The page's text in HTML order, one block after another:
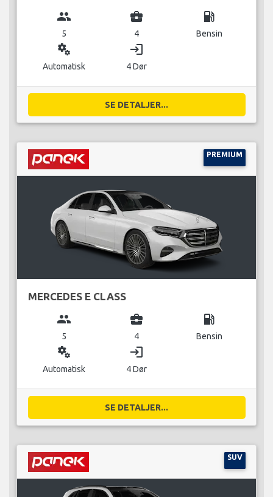
group
5
business_center
4
local_gas_station
Bensin
miscellaneous_services
Automatisk
login
4 Dør
SE DETALJER...
PREMIUM
MERCEDES E CLASS
group
5
business_center
4
local_gas_station
Bensin
miscellaneous_services
Automatisk
login
4 Dør
SE DETALJER...
SUV